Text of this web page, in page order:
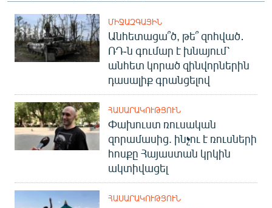
«Ազատության» բոլոր կայքերը
ՄԻՋԱԶԳԱՅԻՆ
Անհետացա՞ծ, թե՞ զոհված․
ՌԴ-ն գումար է խնայում՝
անհետ կորած զինվորներին
դասալիք գրանցելով
ՀԱՍԱՐԱԿՈՒԹՅՈՒՆ
Փախուստ ռուսական
զորամասից. ինչու է ռուսների
հոսքը Հայաստան կրկին
ակտիվացել
ՀԱՍԱՐԱԿՈՒԹՅՈՒՆ